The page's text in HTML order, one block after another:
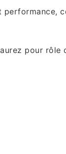
performance,
pour